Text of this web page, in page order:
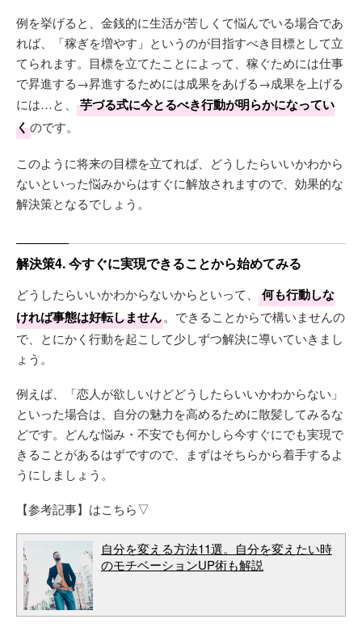
例を挙げると、金銭的に生活が苦しくて悩んでいる場合であ
れば、「稼ぎを増やす」というのが目指すべき目標として立
てられます。目標を立てたことによって、稼ぐためには仕事
で昇進する→昇進するためには成果をあげる→成果を上げる
には…と、
芋づる式に今とるべき行動が明らかになってい
くのです。
このように将来の目標を立てれば、どうしたらいいかわから
ないといった悩みからはすぐに解放されますので、効果的な
解決策となるでしょう。
解決策4. 今すぐに実現できることから始めてみる
どうしたらいいかわからないからといって、
何も行動しな
ければ事態は好転しません。できることからで構いませんの
で、とにかく行動を起こして少しずつ解決に導いていきまし
ょう。
例えば、「恋人が欲しいけどどうしたらいいかわからない」
といった場合は、自分の魅力を高めるために散髪してみるな
どです。どんな悩み・不安でも何かしら今すぐにでも実現で
きることがあるはずですので、まずはそちらから着手するよ
うにしましょう。
【参考記事】はこちら▽
自分を変える方法11選。自分を変えたい時
のモチベーションUP術も解説